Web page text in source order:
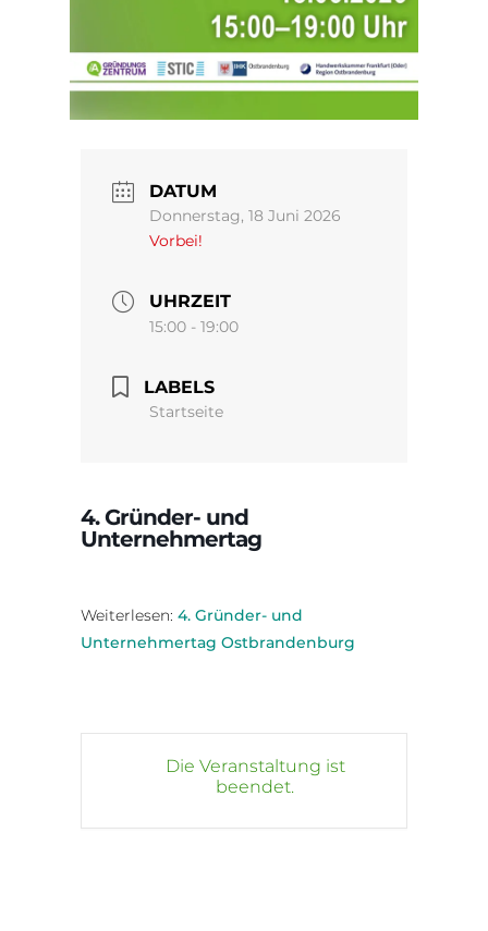
DATUM
Donnerstag, 18 Juni 2026
Vorbei!
UHRZEIT
15:00 - 19:00
LABELS
Startseite
4. Gründer- und
Unternehmertag
Weiterlesen: 4. Gründer- und
Unternehmertag Ostbrandenburg
Die Veranstaltung ist
beendet.